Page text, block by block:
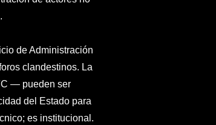
de Administración
clandestinos. La
— pueden ser
del Estado para
es institucional.